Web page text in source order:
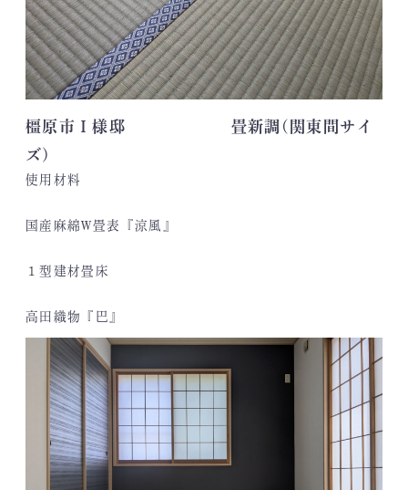
橿原市Ｉ様邸 畳新調(関東間サイ
ズ)
使用材料
国産麻綿W畳表『涼風』
１型建材畳床
高田織物『巴』